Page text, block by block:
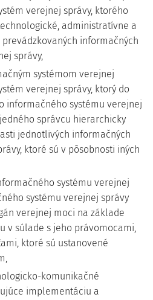
verejnej správy, ktorého
administratívne a
informačných
správy,
systémom verejnej
verejnej správy, ktorý do
informačného systému verejnej
správcu hierarchicky
jednotlivých informačných
ktoré sú v pôsobnosti iných
systému verejnej
systému verejnej správy
verejnej moci na základe
v súlade s jeho právomocami,
ktoré sú ustanovené
komunikačné
implementáciu a